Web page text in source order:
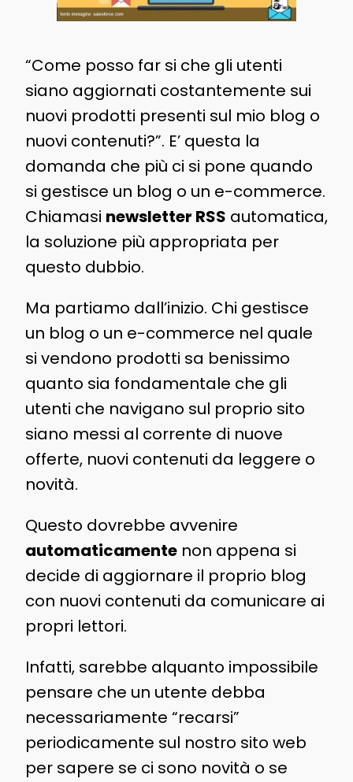
“Come posso far si che gli utenti
siano aggiornati costantemente sui
nuovi prodotti presenti sul mio blog o
nuovi contenuti?”. E’ questa la
domanda che più ci si pone quando
si gestisce un blog o un e-commerce.
Chiamasi newsletter RSS automatica,
la soluzione più appropriata per
questo dubbio.
Ma partiamo dall’inizio. Chi gestisce
un blog o un e-commerce nel quale
si vendono prodotti sa benissimo
quanto sia fondamentale che gli
utenti che navigano sul proprio sito
siano messi al corrente di nuove
offerte, nuovi contenuti da leggere o
novità.
Questo dovrebbe avvenire
automaticamentenon appena si
decide di aggiornare il proprio blog
con nuovi contenuti da comunicare ai
propri lettori.
Infatti, sarebbe alquanto impossibile
pensare che un utente debba
necessariamente “recarsi”
periodicamente sul nostro sito web
per sapere se ci sono novità o se